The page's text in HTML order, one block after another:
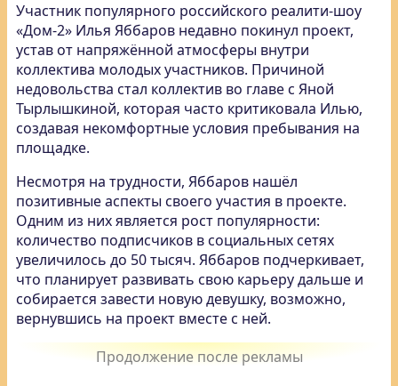
Участник популярного российского реалити-шоу
«Дом-2» Илья Яббаров недавно покинул проект,
устав от напряжённой атмосферы внутри
коллектива молодых участников. Причиной
недовольства стал коллектив во главе с Яной
Тырлышкиной, которая часто критиковала Илью,
создавая некомфортные условия пребывания на
площадке.
Несмотря на трудности, Яббаров нашёл
позитивные аспекты своего участия в проекте.
Одним из них является рост популярности:
количество подписчиков в социальных сетях
увеличилось до 50 тысяч. Яббаров подчеркивает,
что планирует развивать свою карьеру дальше и
собирается завести новую девушку, возможно,
вернувшись на проект вместе с ней.